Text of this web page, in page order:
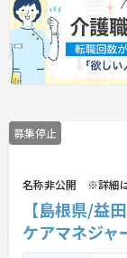
募集停止
名称非公開 ※詳細
【島根県/益
ケアマネジャ